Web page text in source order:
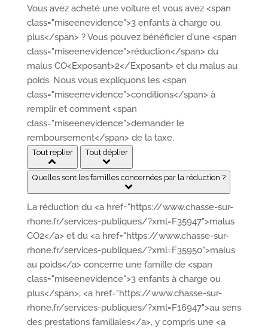
Vous avez acheté une voiture et vous avez <span
class="miseenevidence">3 enfants à charge ou
plus</span> ? Vous pouvez bénéficier d'une <span
class="miseenevidence">réduction</span> du
malus CO<Exposant>2</Exposant> et du malus au
poids. Nous vous expliquons les <span
class="miseenevidence">conditions</span> à
remplir et comment <span
class="miseenevidence">demander le
remboursement</span> de la taxe.
Tout replier Tout déplier
Quelles sont les familles concernées par la réduction ?
La réduction du <a href="https://www.chasse-sur-
rhone.fr/services-publiques/?xml=F35947">malus
CO2</a> et du <a href="https://www.chasse-sur-
rhone.fr/services-publiques/?xml=F35950">malus
au poids</a> concerne une famille de <span
class="miseenevidence">3 enfants à charge ou
plus</span>, <a href="https://www.chasse-sur-
rhone.fr/services-publiques/?xml=F16947">au sens
des prestations familiales</a>, y compris une <a